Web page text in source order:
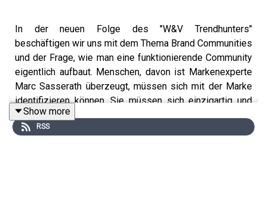
In der neuen Folge des "W&V Trendhunters"
beschäftigen wir uns mit dem Thema Brand Communities
und der Frage, wie man eine funktionierende Community
eigentlich aufbaut. Menschen, davon ist Markenexperte
Marc Sasserath überzeugt, müssen sich mit der Marke
identifizieren können. Sie müssen sich einzigartig und
besonders fühlen und durch die Community einen
besonderen Stellenwert und Status erlangen. Wenn es
Show more
RSS